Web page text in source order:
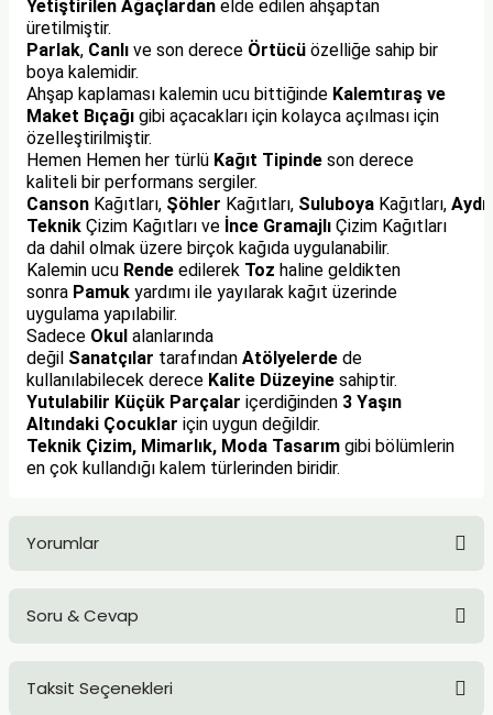
Yetiştirilen Ağaçlardan elde edilen ahşaptan
üretilmiştir.
Parlak, Canlı ve son derece Örtücü özelliğe sahip bir
boya kalemidir.
Ahşap kaplaması kalemin ucu bittiğinde Kalemtıraş ve
Maket Bıçağı gibi açacakları için kolayca açılması için
özelleştirilmiştir.
Hemen Hemen her türlü Kağıt Tipinde son derece
kaliteli bir performans sergiler.
Canson Kağıtları, Şöhler Kağıtları, Suluboya Kağıtları,
Teknik Çizim Kağıtları ve İnce Gramajlı Çizim Kağıtları
da dahil olmak üzere birçok kağıda uygulanabilir.
Kalemin ucu Rende edilerek Toz haline geldikten
sonra Pamuk yardımı ile yayılarak kağıt üzerinde
uygulama yapılabilir.
Sadece Okul alanlarında
değil Sanatçılar tarafından Atölyelerde de
kullanılabilecek derece Kalite Düzeyine sahiptir.
Yutulabilir Küçük Parçalar içerdiğinden 3 Yaşın
Altındaki Çocuklar için uygun değildir.
Teknik Çizim, Mimarlık, Moda Tasarım gibi bölümlerin
en çok kullandığı kalem türlerinden biridir.
Yorumlar
Soru & Cevap
Taksit Seçenekleri